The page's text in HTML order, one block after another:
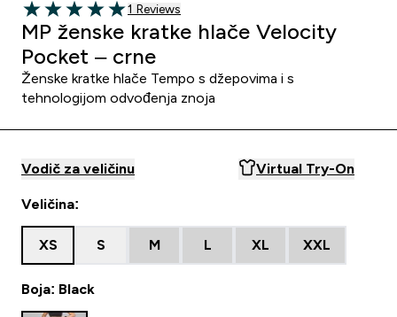
5 out of 5 stars
1 customer reviews
1 Reviews
MP ženske kratke hlače Velocity
Pocket – crne
Ženske kratke hlače Tempo s džepovima i s
tehnologijom odvođenja znoja
Vodič za veličinu Virtual Try-On
Veličina:
XS S M L XL XXL
Boja: Black